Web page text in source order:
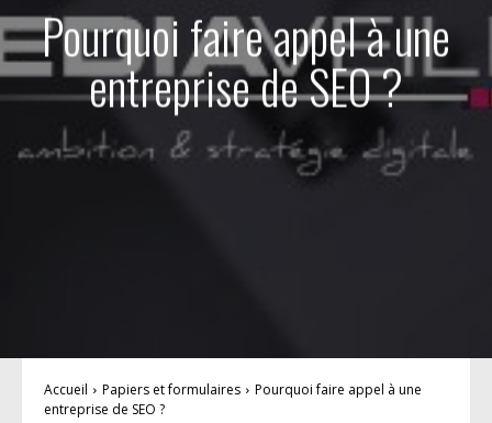
Pourquoi faire appel à une
entreprise de SEO ?
Accueil Papiers et formulaires
Pourquoi faire appel à une
entreprise de SEO ?